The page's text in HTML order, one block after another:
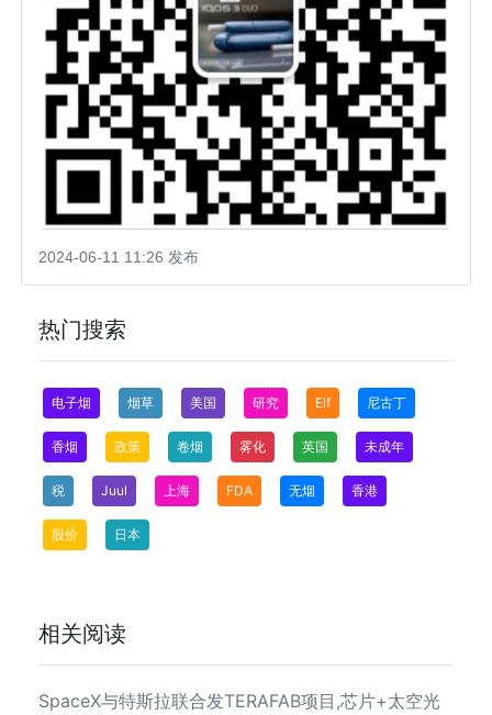
2024-06-11 11:26 发布
热门搜索
电子烟 烟草 美国 研究 Elf 尼古丁
香烟 政策 卷烟 雾化 英国 未成年
税 Juul 上海 FDA 无烟 香港
股价 日本
相关阅读
SpaceX与特斯拉联合发TERAFAB项目,芯片+太空光